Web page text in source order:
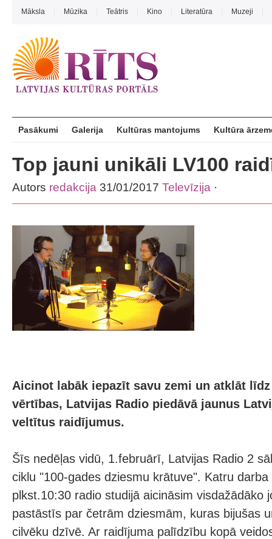
Māksla Mūzika Teātris Kino Literatūra Muzeji
Pasākumi Galerija Kultūras mantojums Kultūra
Top jauni unikāli LV100
Autors redakcija 31/01/2017 Televīzija ·
Aicinot labāk iepazīt savu zemi un atklāt
vērtības, Latvijas Radio piedāvā jaunus
veltītus raidījumus.
Šīs nedēļas vidū, 1.februārī, Latvijas Radio 2
ciklu "100-gades dziesmu krātuve". Katru
plkst.10:30 radio studijā aicināsim visdažādāko
pastāstīs par četrām dziesmām, kuras bijušas
cilvēku dzīvē. Ar raidījuma palīdzību kopā